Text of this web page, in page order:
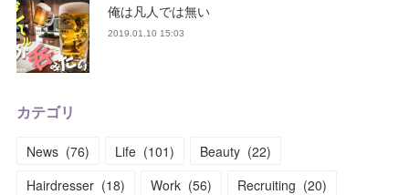
俺は凡人では無い
2019.01.10 15:03
カテゴリ
News (76) Life (101) Beauty (22)
Hairdresser (18) Work (56) Recruiting (20)